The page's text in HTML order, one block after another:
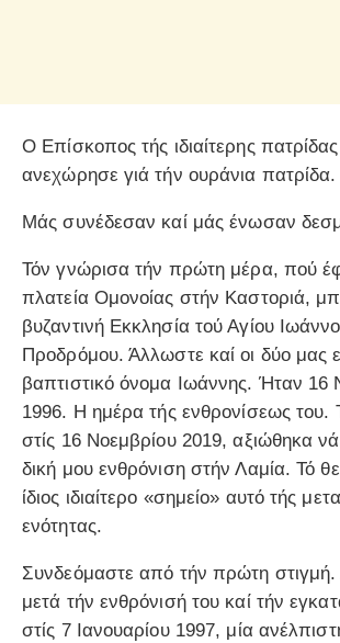
Ο Επίσκοπος τής ιδιαίτερης
ανεχώρησε γιά τήν ουράνια πατρίδα.
Μάς συνέδεσαν καί μάς ένωσαν
Τόν γνώρισα τήν πρώτη μέρα, πού
πλατεία Ομονοίας στήν Καστοριά,
βυζαντινή Εκκλησία τού Αγίου
Προδρόμου. Άλλωστε καί οι δύο μας
βαπτιστικό όνομα Ιωάννης. Ήταν 16
1996. Η ημέρα τής ενθρονίσεως του.
στίς 16 Νοεμβρίου 2019, αξιώθηκα νά
δική μου ενθρόνιση στήν Λαμία. Τό
ίδιος ιδιαίτερο «σημείο» αυτό τής
ενότητας.
Συνδεόμαστε από τήν πρώτη στιγμή.
μετά τήν ενθρόνισή του καί τήν
στίς 7 Ιανουαρίου 1997, μία